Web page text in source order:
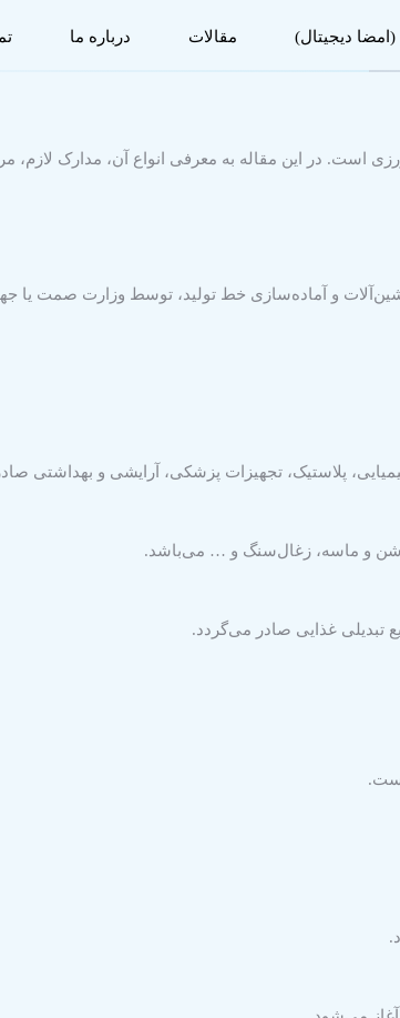
دیجیتال) مقالات درباره ما
است. در این مقاله به معرفی انواع آن، مدارک لازم،
و آماده‌سازی خط تولید، توسط وزارت صمت یا
پلاستیک، تجهیزات پزشکی، آرایشی و بهداشتی
شن و ماسه، زغال‌سنگ و … می‌باشد.
تبدیلی غذایی صادر می‌گردد.